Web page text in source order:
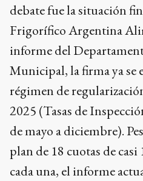
debate fue la situación
Frigorífico Argentina
informe del
Municipal, la firma ya se
régimen de
2025 (Tasas de
de mayo a diciembre).
plan de 18 cuotas de
cada una, el informe